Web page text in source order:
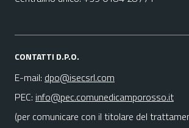
CONTATTI D.P.O.
E-mail: dpo@isecsrl.com
PEC: info@pec.comunedicamporosso.it
(per comunicare con il titolare del